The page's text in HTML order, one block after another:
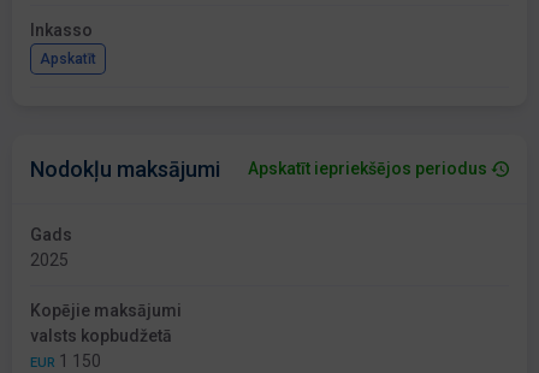
Inkasso
Apskatīt
Nodokļu maksājumi Apskatīt iepriekšējos periodus
Gads
2025
Kopējie maksājumi
valsts kopbudžetā
EUR 1 150